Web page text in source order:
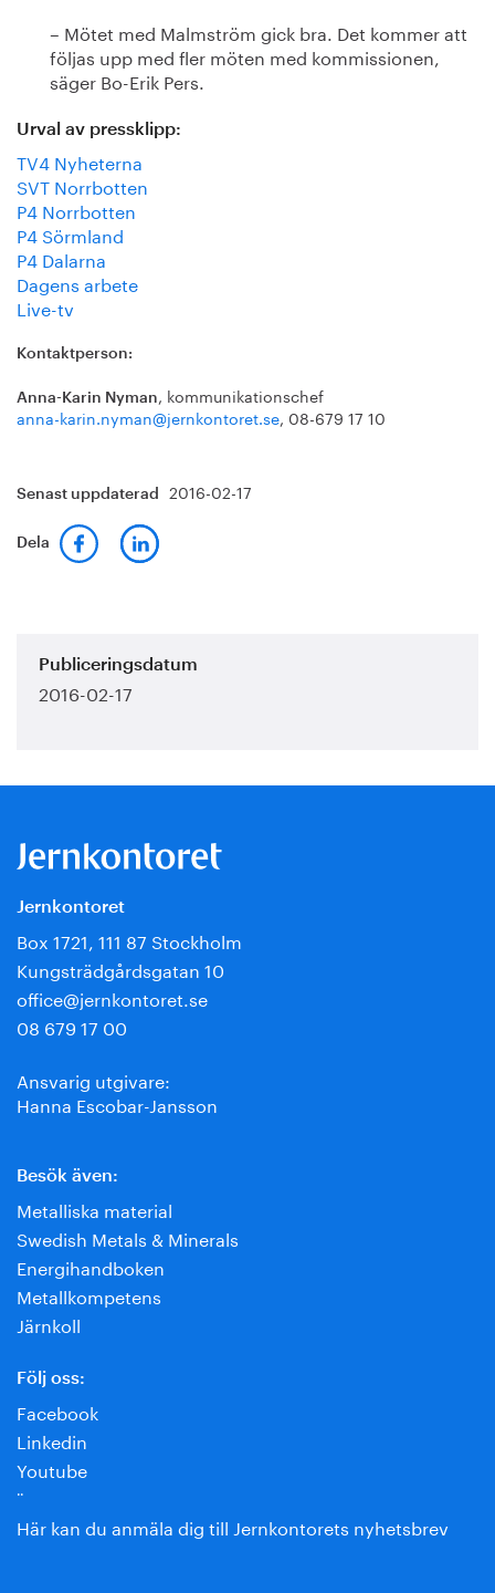
– Mötet med Malmström gick bra. Det kommer att
följas upp med fler möten med kommissionen,
säger Bo-Erik Pers.
Urval av pressklipp:
TV4 Nyheterna
SVT Norrbotten
P4 Norrbotten
P4 Sörmland
P4 Dalarna
Dagens arbete
Live-tv
Kontaktperson:
Anna-Karin Nyman, kommunikationschef
anna-karin.nyman@jernkontoret.se, 08-679 17 10
Senast uppdaterad 2016-02-17
Dela
Publiceringsdatum
2016-02-17
Jernkontoret
Box 1721, 111 87 Stockholm
Kungsträdgårdsgatan 10
office@jernkontoret.se
08 679 17 00
Ansvarig utgivare:
Hanna Escobar-Jansson
Besök även:
Metalliska material
Swedish Metals & Minerals
Energihandboken
Metallkompetens
Järnkoll
Följ oss:
Facebook
Linkedin
Youtube
¨
Här kan du anmäla dig till Jernkontorets nyhetsbrev